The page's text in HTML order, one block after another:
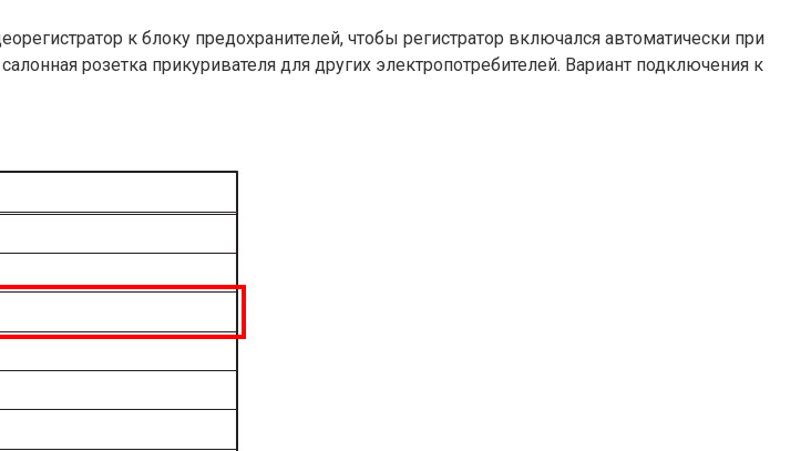
к блоку предохранителей, чтобы регистратор включался автоматически при
розетка прикуривателя для других электропотребителей. Вариант подключения к